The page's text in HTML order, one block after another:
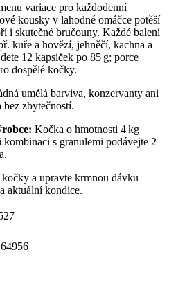
variace pro každodenní
kousky v lahodné omáčce potěší
i skutečné bručouny. Každé balení
kuře a hovězí, jehněčí, kachna a
12 kapsiček po 85 g; porce
dospělé kočky.
umělá barviva, konzervanty ani
bez zbytečností.
Kočka o hmotnosti 4 kg
s granulemi podávejte 2
a upravte krmnou dávku
aktuální kondice.